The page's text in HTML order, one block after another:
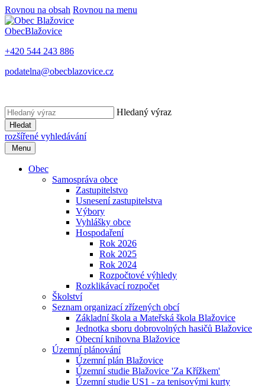
Rovnou na obsah Rovnou na menu
ObecBlažovice
+420 544 243 886
podatelna@obecblazovice.cz
Hledaný výraz
Hledat
rozšířené vyhledávání
Menu
Obec
Samospráva obce
Zastupitelstvo
Usnesení zastupitelstva
Výbory
Vyhlášky obce
Hospodaření
Rok 2026
Rok 2025
Rok 2024
Rozpočtové výhledy
Rozklikávací rozpočet
Školství
Seznam organizací zřízených obcí
Základní škola a Mateřská škola Blažovice
Jednotka sboru dobrovolných hasičů Blažovice
Obecní knihovna Blažovice
Územní plánování
Územní plán Blažovice
Územní studie Blažovice 'Za Křížkem'
Územní studie US1 - za tenisovými kurty